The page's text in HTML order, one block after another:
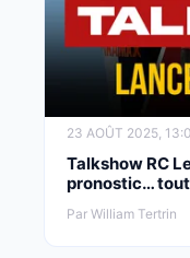
23 AOÛT 2025,
Talkshow RC
pronostic…
Par William Tertrin